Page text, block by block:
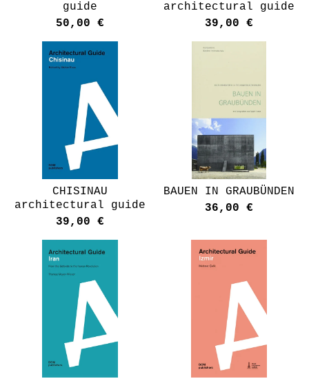
guide
50,00 €
architectural guide
39,00 €
CHISINAU
architectural guide
39,00 €
BAUEN IN GRAUBÜNDEN
36,00 €